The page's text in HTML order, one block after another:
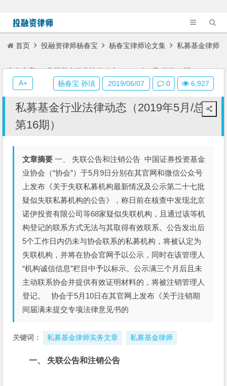
首页 投融资律师杨春宝 杨春宝律师论文集 私募基金律师
实务文章 私募基金行业法律动态（2019年5月/总第16期）
私募基金行业法律动态（2019年5月/总
第16期）
文章摘要 一、 失联公告和注销公告 中国证券投资基金
业协会（“协会”）于5月9日分别在其官网和微信公众号
上发布《关于失联私募机构最新情况及公示第二十七批
疑似失联私募机构的公告》，称日前在核查中发现北京
诺伊投资有限公司等68家疑似失联机构，且通过该等机
构登记的联系方式无法与其取得有效联系。公告发出后
5个工作日内仍未与协会联系的私募机构，将被认定为
失联机构，并将在协会官网予以公示，同时在该管理人
“机构诚信信息”栏目中予以标示。公示满三个月后且未
主动联系协会并提供有效证明材料的，将被注销管理人
登记。 协会于5月10日在其官网上发布《关于注销期
间届满未提交专项法律意见书的
关键词： 私募基金律师实务文章 私募基金律师
一、 失联公告和注销公告
杨春宝 孙瑱 2019/06/07 0 6,927
A+